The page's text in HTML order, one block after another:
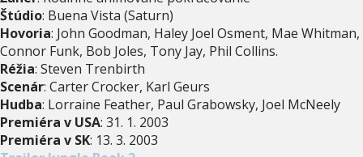
Štúdio: Buena Vista (Saturn)
Hovoria: John Goodman, Haley Joel Osment, Mae Whitman,
Connor Funk, Bob Joles, Tony Jay, Phil Collins.
Réžia: Steven Trenbirth
Scenár: Carter Crocker, Karl Geurs
Hudba: Lorraine Feather, Paul Grabowsky, Joel McNeely
Premiéra v USA: 31. 1. 2003
Premiéra v SK: 13. 3. 2003